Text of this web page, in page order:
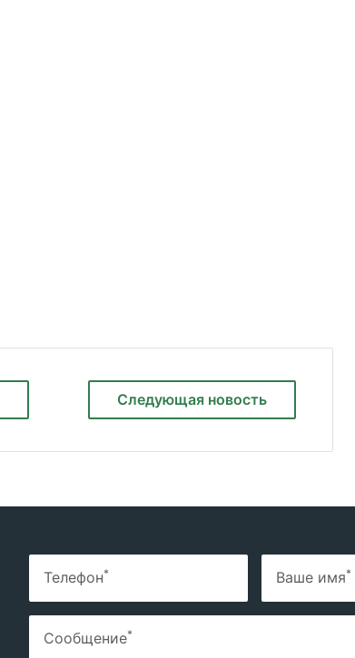
Следующая новость
Телефон* Ваше имя*
Сообщение*